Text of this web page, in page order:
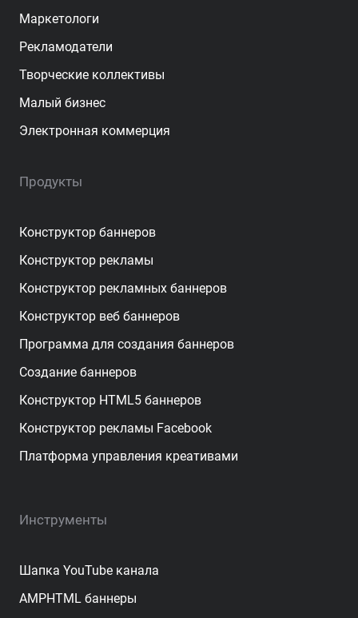
Маркетологи
Рекламодатели
Творческие коллективы
Малый бизнес
Электронная коммерция
Продукты
Конструктор баннеров
Конструктор рекламы
Конструктор рекламных баннеров
Конструктор веб баннеров
Программа для создания баннеров
Создание баннеров
Конструктор HTML5 баннеров
Конструктор рекламы Facebook
Платформа управления креативами
Инструменты
Шапка YouTube канала
AMPHTML баннеры